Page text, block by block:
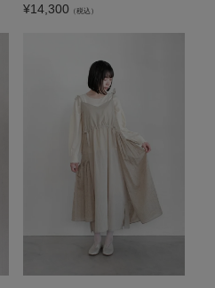
¥14,300 （税込）